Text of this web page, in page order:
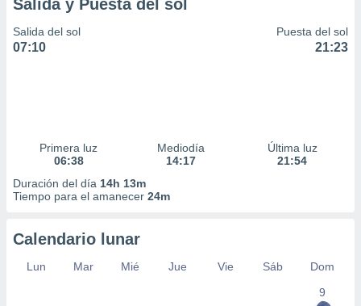
Salida y Puesta del sol
Salida del sol
07:10
Puesta del sol
21:23
Primera luz
06:38
Mediodía
14:17
Última luz
21:54
Duración del día 14h 13m
Tiempo para el amanecer 24m
Calendario lunar
Lun Mar Mié Jue Vie Sáb
Dom
9